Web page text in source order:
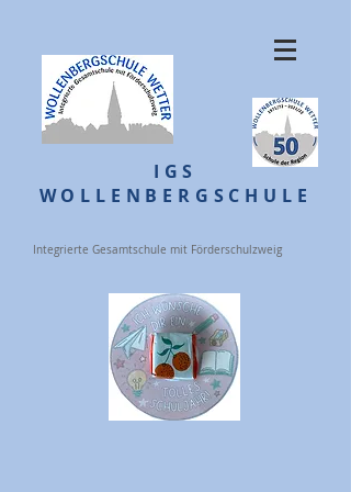
Integrierte Gesamtschule mit Förderschulzweig
IGS
WOLLENBERGSCHULE